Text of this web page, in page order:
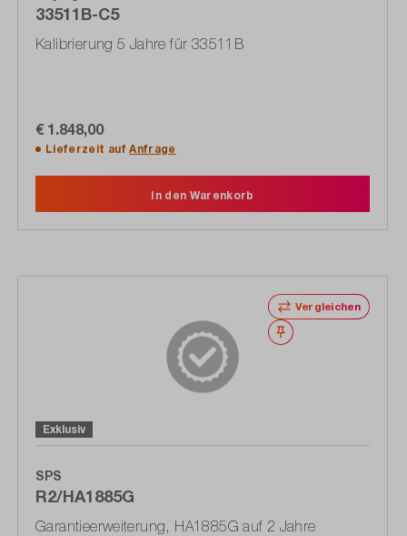
33511B-C5
Kalibrierung 5 Jahre für 33511B
€ 1.848,00
Lieferzeit aufAnfrage
In den Warenkorb
Vergleichen
Merken
Exklusiv
SPS
R2/HA1885G
Garantieerweiterung, HA1885G auf 2 Jahre